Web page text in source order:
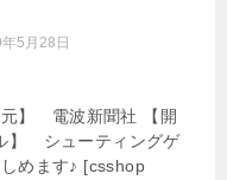
5月28日
】 電波新聞社 【開
】 シューティングゲ
めます♪ [csshop